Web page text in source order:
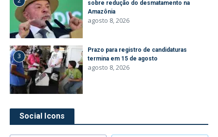
sobre redução do desmatamento na
Amazônia
agosto 8, 2026
3
Prazo para registro de candidaturas
termina em 15 de agosto
agosto 8, 2026
Social Icons